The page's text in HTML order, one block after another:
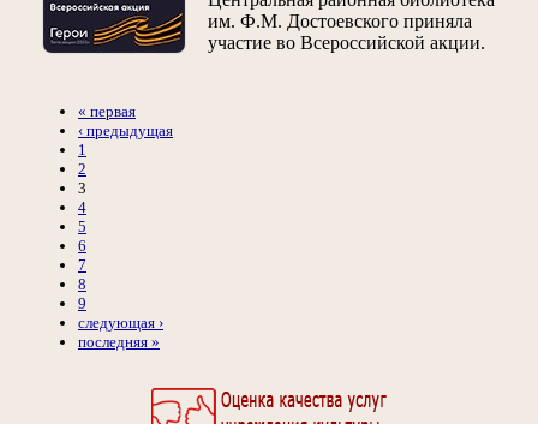
им. Ф.М. Достоевского приняла
участие во Всероссийской акции.
« первая
‹ предыдущая
1
2
3
4
5
6
7
8
9
следующая ›
последняя »